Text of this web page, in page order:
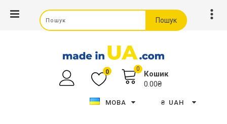
Пошук
0 0
Кошик
0.00₴
МОВА ₴ UAH